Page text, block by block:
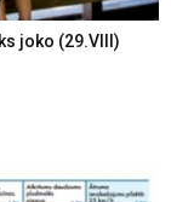
joko (29.VIII)